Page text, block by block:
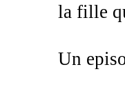
la fille
Un